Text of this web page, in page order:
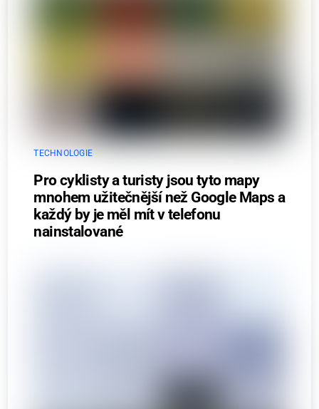
TECHNOLOGIE
Pro cyklisty a turisty jsou tyto mapy
mnohem užitečnější než Google Maps a
každý by je měl mít v telefonu
nainstalované